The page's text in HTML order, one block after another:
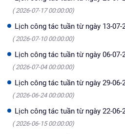
( 2026-07-17 00:00:00)
Lịch công tác tuần từ ngày 13-07-
( 2026-07-10 00:00:00)
Lịch công tác tuần từ ngày 06-07-
( 2026-07-04 00:00:00)
Lịch công tác tuần từ ngày 29-06-
( 2026-06-24 00:00:00)
Lịch công tác tuần từ ngày 22-06-
( 2026-06-15 00:00:00)